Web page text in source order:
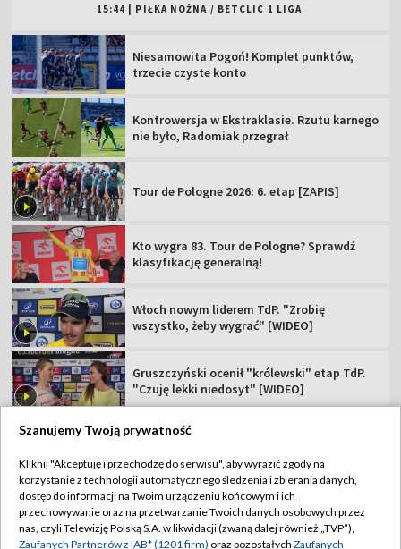
15:44 PIŁKA NOŻNA / BETCLIC 1 LIGA
Niesamowita Pogoń! Komplet punktów,
trzecie czyste konto
Kontrowersja w Ekstraklasie. Rzutu karnego
nie było, Radomiak przegrał
Tour de Pologne 2026: 6. etap [ZAPIS]
Kto wygra 83. Tour de Pologne? Sprawdź
klasyfikację generalną!
Włoch nowym liderem TdP. "Zrobię
wszystko, żeby wygrać" [WIDEO]
Gruszczyński ocenił "królewski" etap TdP.
"Czuję lekki niedosyt" [WIDEO]
TVP
Abonament TVP
Sklep TVP
Regulamin TVP
Polityka prywatności
Szanujemy Twoją prywatność
Kliknij "Akceptuję i przechodzę do serwisu", aby wyrazić zgody na
korzystanie z technologii automatycznego śledzenia i zbierania danych,
dostęp do informacji na Twoim urządzeniu końcowym i ich
przechowywanie oraz na przetwarzanie Twoich danych osobowych przez
nas, czyli Telewizję Polską S.A. w likwidacji (zwaną dalej również „TVP”),
Zaufanych Partnerów z IAB* (1201 firm) oraz pozostałych Zaufanych